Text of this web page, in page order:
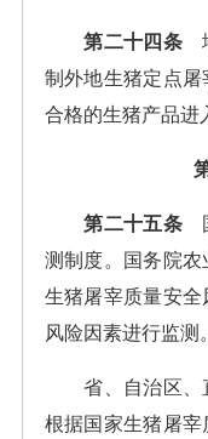
第二十四条地
制外地生猪定点
合格的生猪产品进
第二十五条国
测制度。国务院
生猪屠宰质量安
风险因素进行监测。
省、自治区、直
根据国家生猪屠